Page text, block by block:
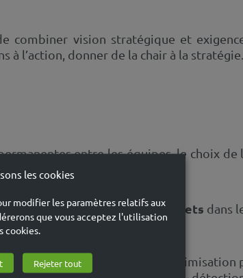
combiner vision stratégique et
l’action, donner de la chair à la stratégie.
entre les équipes, le choix
et la gestion de projets dans
innovantes
: optimisation
les cookies
modifier les paramètres relatifs aux
que vous acceptez l'utilisation
cookies.
Rejeter tout